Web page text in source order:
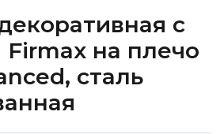
с
Firmax на плечо
сталь